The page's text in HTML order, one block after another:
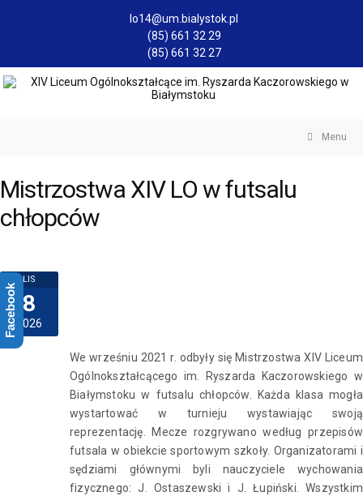
lo14@um.bialystok.pl
(85) 661 32 29
(85) 661 32 27
Menu
Mistrzostwa XIV LO w futsalu
chłopców
LIS
8
2026
We wrześniu 2021 r. odbyły się Mistrzostwa XIV Liceum
Ogólnokształcącego im. Ryszarda Kaczorowskiego w
Białymstoku w futsalu chłopców. Każda klasa mogła
wystartować w turnieju wystawiając swoją
reprezentację. Mecze rozgrywano według przepisów
futsala w obiekcie sportowym szkoły. Organizatorami i
sędziami głównymi byli nauczyciele wychowania
fizycznego: J. Ostaszewski i J. Łupiński. Wszystkim
Facebook